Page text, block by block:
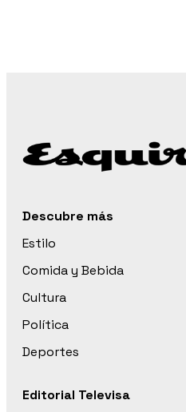
Descubre más
Estilo
Comida y Bebida
Cultura
Política
Deportes
Editorial Televisa